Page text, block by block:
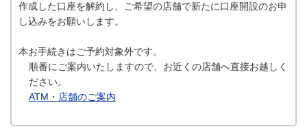
作成した口座を解約し、ご希望の店舗で新たに口座開設のお申
し込みをお願いします。
本お手続きはご予約対象外です。
順番にご案内いたしますので、お近くの店舗へ直接お越しく
ださい。
ATM・店舗のご案内